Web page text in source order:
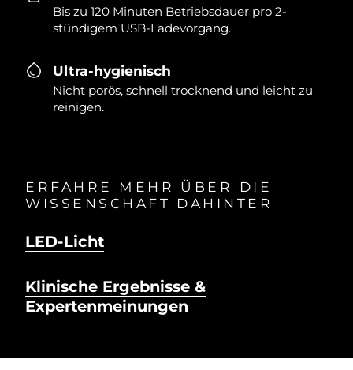
Bis zu 120 Minuten Betriebsdauer pro 2-
stündigem USB-Ladevorgang.
Ultra-hygienisch
Nicht porös, schnell trocknend und leicht zu
reinigen.
ERFAHRE MEHR ÜBER DIE
WISSENSCHAFT DAHINTER
LED-Licht
Klinische Ergebnisse &
Expertenmeinungen